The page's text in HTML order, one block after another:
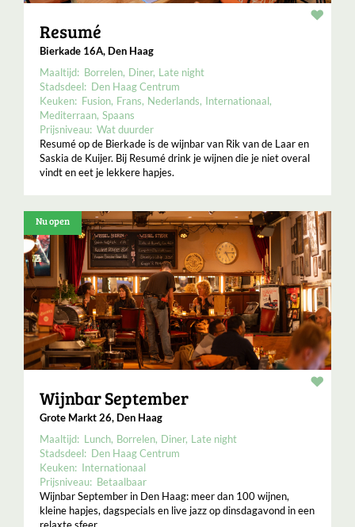
Resumé
Bierkade 16A, Den Haag
Maaltijd: Borrelen Diner Late night
Stadsdeel: Den Haag Centrum
Keuken: Fusion Frans Nederlands Internationaal
Mediterraan Spaans
Prijsniveau: Wat duurder
Resumé op de Bierkade is de wijnbar van Rik van de Laar en
Saskia de Kuijer. Bij Resumé drink je wijnen die je niet overal
vindt en eet je lekkere hapjes.
Nu open
Wijnbar September
Grote Markt 26, Den Haag
Maaltijd: Lunch Borrelen Diner Late night
Stadsdeel: Den Haag Centrum
Keuken: Internationaal
Prijsniveau: Betaalbaar
Wijnbar September in Den Haag: meer dan 100 wijnen,
kleine hapjes, dagspecials en live jazz op dinsdagavond in een